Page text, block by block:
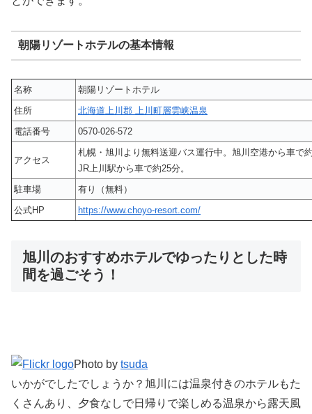
朝陽リゾートホテルの基本情報
名称
朝陽リゾートホテル
住所
北海道上川郡 上川町層雲峡温泉
電話番号
0570-026-572
アクセス
札幌・旭川より無料送迎バス運行中。旭川空港から車で
JR上川駅から車で約25分。
駐車場
有り（無料）
公式HP
https://www.choyo-resort.com/
旭川のおすすめホテルでゆったりとした時
間を過ごそう！
Photo by tsuda
いかがでしたでしょうか？旭川には温泉付きのホテルもた
くさんあり、夕食なしで日帰りで楽しめる温泉から露天風